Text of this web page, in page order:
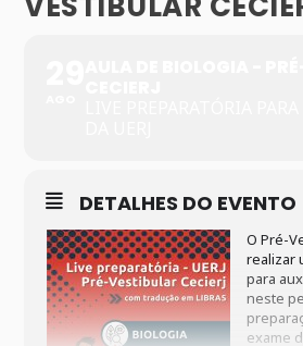
DETALHES DO EVENTO
O Pré-
realizar
para
neste
exame